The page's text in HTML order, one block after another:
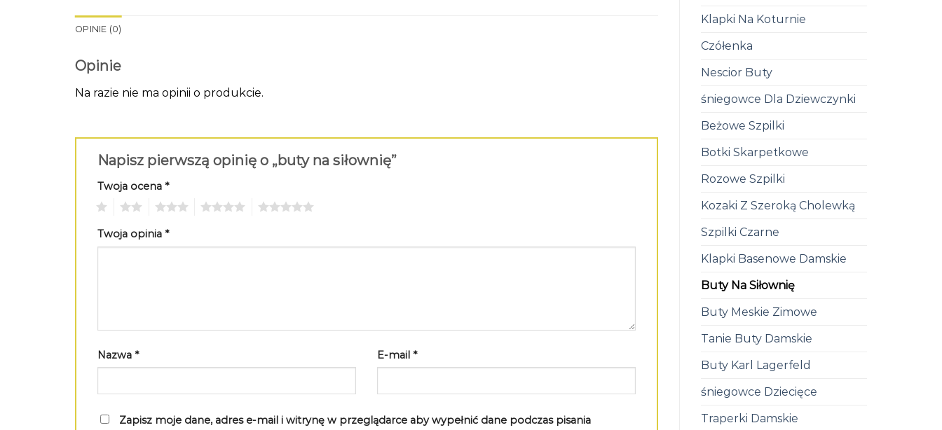
Klapki Na Koturnie
Czółenka
Nescior Buty
śniegowce Dla Dziewczynki
Beżowe Szpilki
Botki Skarpetkowe
Rozowe Szpilki
Kozaki Z Szeroką Cholewką
Szpilki Czarne
Klapki Basenowe Damskie
Buty Na Siłownię
Buty Meskie Zimowe
Tanie Buty Damskie
Buty Karl Lagerfeld
śniegowce Dziecięce
Traperki Damskie
OPINIE (0)
Opinie
Na razie nie ma opinii o produkcie.
Napisz pierwszą opinię o „buty na siłownię”
Twoja ocena *
Twoja opinia *
Nazwa * E-mail *
Zapisz moje dane, adres e-mail i witrynę w przeglądarce aby wypełnić dane podczas pisania